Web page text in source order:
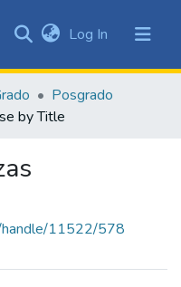
Log In (current)
Posgrado
by Title
handle/11522/578